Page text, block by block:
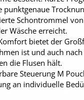
punktgenaue
Schontrommel
Wäsche erreicht.
bietet der
ist und auch
die Flusen hält.
Steuerung M
an individuelle